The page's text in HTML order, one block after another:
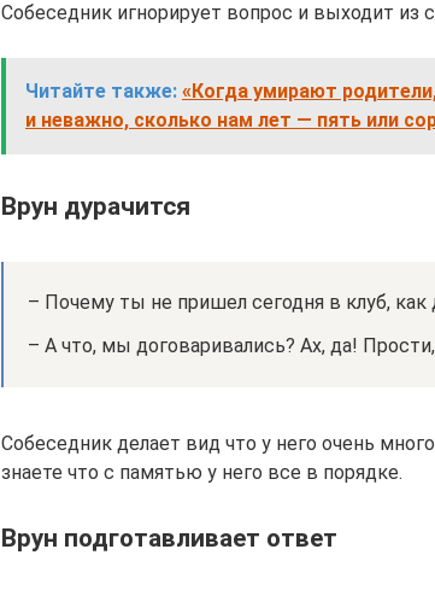
Собеседник игнорирует вопрос и выходит из
Читайте также: «Когда умирают
и неважно, сколько нам лет — пять или
Врун дурачится
– Почему ты не пришел сегодня в клуб, как
– А что, мы договаривались? Ах, да!
Собеседник делает вид что у него очень
знаете что с памятью у него все в порядке.
Врун подготавливает ответ